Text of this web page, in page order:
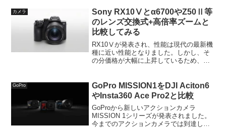
カメラ
Sony RX10Ⅴとα6700やZ50Ⅱ等
のレンズ交換式+高倍率ズームと
比較してみる
RX10Ⅴが発表され、性能は現代の最新機
種に近い性能となりました。しかし、そ
の分価格が大幅に上昇しているため、今
いずれも1本で広角から超望遠までカバー
する高倍率ズームと...
GoPro
GoPro MISSION1をDJI Aciton6
やInsta360 Ace Pro2と比較
GoProから新しいアクションカメラ
MISSION 1シリーズが発表されました。
今までのアクションカメラでは到達して